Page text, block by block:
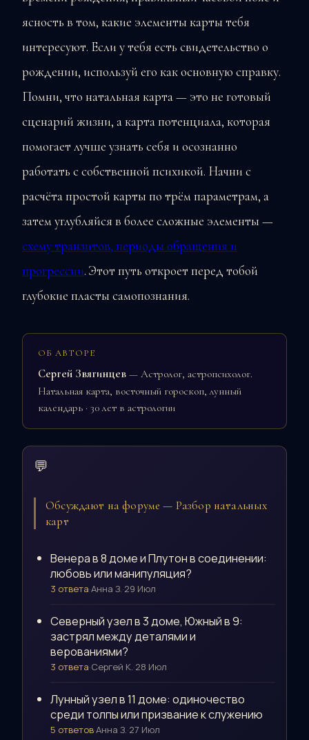
ясность в том, какие элементы карты тебя
интересуют. Если у тебя есть свидетельство о
рождении, используй его как основную справку.
Помни, что натальная карта — это не готовый
сценарий жизни, а карта потенциала, которая
помогает лучше узнать себя и осознанно
работать с собственной психикой. Начни с
расчёта простой карты по трём параметрам, а
затем углубляйся в более сложные элементы —
схему транзитов, периоды обращения и
прогрессии. Этот путь откроет перед тобой
глубокие пласты самопознания.
ОБ АВТОРЕ
Сергей Звягинцев — Астролог, астропсихолог.
Натальная карта, восточный гороскоп, лунный
календарь · 30 лет в астрологии
💬
Обсуждают на форуме — Разбор натальных
карт
Венера в 8 доме и Плутон в соединении:
любовь или манипуляция?
3 ответа·Анна З.·29 Июл
Северный узел в 3 доме, Южный в 9:
застрял между деталями и
верованиями?
3 ответа·Сергей К.·28 Июл
Лунный узел в 11 доме: одиночество
среди толпы или призвание к служению
5 ответов·Анна З.·27 Июл